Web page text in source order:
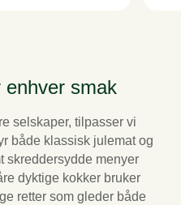
enhver smak
selskaper, tilpasser vi
både klassisk julemat og
skreddersydde menyer
dyktige kokker bruker
retter som gleder både